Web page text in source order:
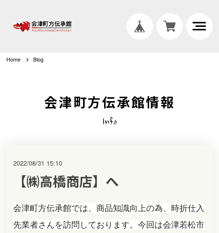
Home Blog
会津町方伝承館情報
Info
【㈱高橋商店】へ
2022/08/31 15:10
会津町方伝承館では、 商品知識向上の為、 時折仕入
先業者さんを訪問しております。今回は会津若松市